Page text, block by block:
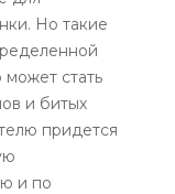
Но такие
может стать
и битых
придется
и по